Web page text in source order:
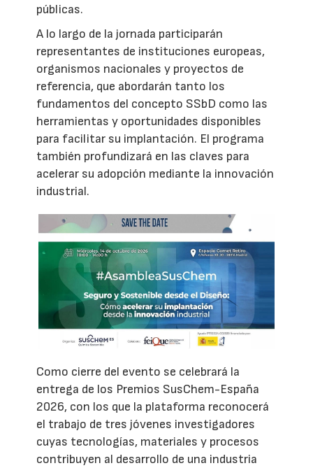
públicas.
A lo largo de la jornada participarán
representantes de instituciones europeas,
organismos nacionales y proyectos de
referencia, que abordarán tanto los
fundamentos del concepto SSbD como las
herramientas y oportunidades disponibles
para facilitar su implantación. El programa
también profundizará en las claves para
acelerar su adopción mediante la innovación
industrial.
Como cierre del evento se celebrará la
entrega de los Premios SusChem-España
2026, con los que la plataforma reconocerá
el trabajo de tres jóvenes investigadores
cuyas tecnologías, materiales y procesos
contribuyen al desarrollo de una industria